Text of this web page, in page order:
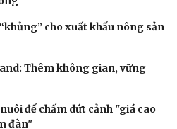
cho xuất khẩu nông sản
Thêm không gian, vững
để chấm dứt cảnh "giá cao
đàn"